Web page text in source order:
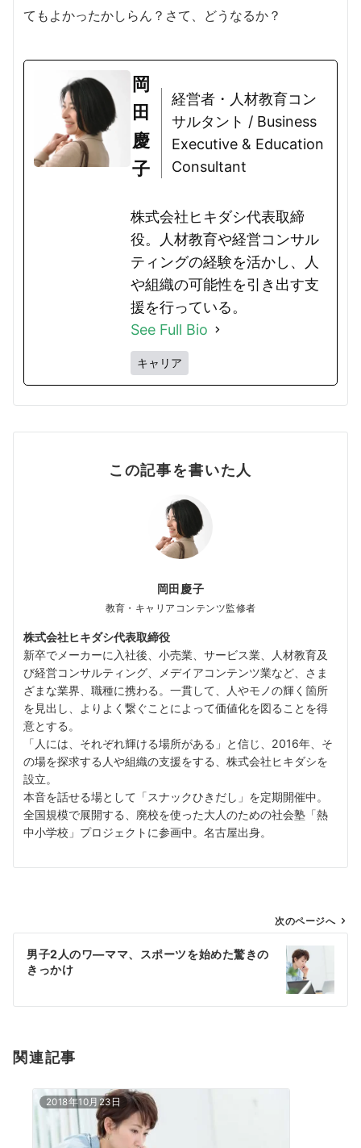
てもよかったかしらん？さて、どうなるか？
岡
田
慶
子
経営者・人材教育コン
サルタント / Business
Executive & Education
Consultant
株式会社ヒキダシ代表取締
役。人材教育や経営コンサル
ティングの経験を活かし、人
や組織の可能性を引き出す支
援を行っている。
See Full Bio
キャリア
この記事を書いた人
岡田慶子
教育・キャリアコンテンツ監修者
株式会社ヒキダシ代表取締役
新卒でメーカーに入社後、小売業、サービス業、人材教育及
び経営コンサルティング、メデイアコンテンツ業など、さま
ざまな業界、職種に携わる。一貫して、人やモノの輝く箇所
を見出し、よりよく繋ぐことによって価値化を図ることを得
意とする。
「人には、それぞれ輝ける場所がある」と信じ、2016年、そ
の場を探求する人や組織の支援をする、株式会社ヒキダシを
設立。
本音を話せる場として「スナックひきだし」を定期開催中。
全国規模で展開する、廃校を使った大人のための社会塾「熱
中小学校」プロジェクトに参画中。名古屋出身。
稿
ョ
次のページへ
男子2人のワ―ママ、スポーツを始めた驚きの
きっかけ
関連記事
2018年10月23日